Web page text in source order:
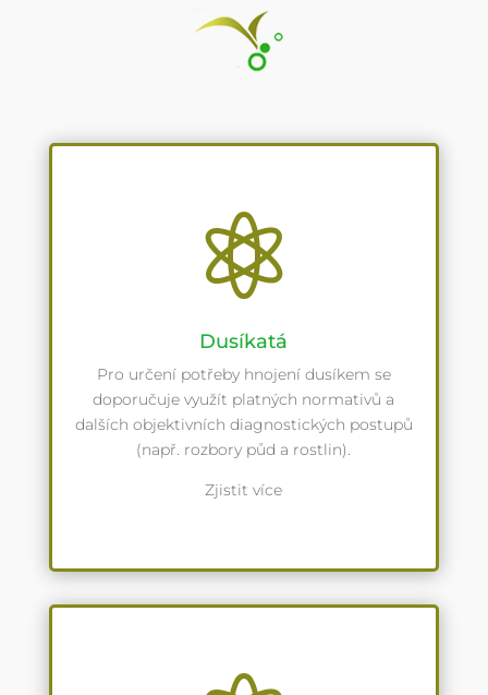

Dusíkatá
Pro určení potřeby hnojení dusíkem se
doporučuje využít platných normativů a
dalších objektivních diagnostických postupů
(např. rozbory půd a rostlin).
Zjistit více